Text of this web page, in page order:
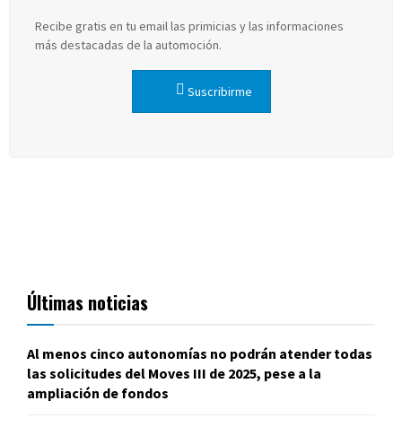
Recibe gratis en tu email las primicias y las informaciones
más destacadas de la automoción.
Suscribirme
Últimas noticias
Al menos cinco autonomías no podrán atender todas
las solicitudes del Moves III de 2025, pese a la
ampliación de fondos